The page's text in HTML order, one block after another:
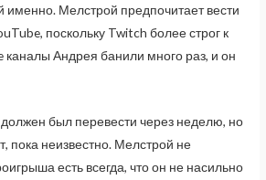
именно. Мелстрой предпочитает вести
поскольку Twitch более строг к
каналы Андрея банили много раз, и он
должен был перевести через неделю, но
пока неизвестно. Мелстрой не
есть всегда, что он не насильно